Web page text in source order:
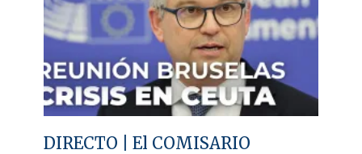
DIRECTO | El COMISARIO